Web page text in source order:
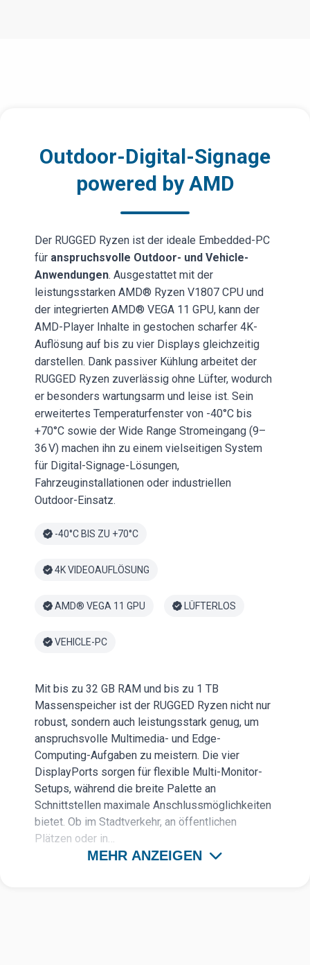
Outdoor-Digital-Signage
powered by AMD
Der RUGGED Ryzen ist der ideale Embedded-PC
für anspruchsvolle Outdoor- und Vehicle-
Anwendungen. Ausgestattet mit der
leistungsstarken AMD® Ryzen V1807 CPU und
der integrierten AMD® VEGA 11 GPU, kann der
AMD-Player Inhalte in gestochen scharfer 4K-
Auflösung auf bis zu vier Displays gleichzeitig
darstellen. Dank passiver Kühlung arbeitet der
RUGGED Ryzen zuverlässig ohne Lüfter, wodurch
er besonders wartungsarm und leise ist. Sein
erweitertes Temperaturfenster von -40°C bis
+70°C sowie der Wide Range Stromeingang (9–
36 V) machen ihn zu einem vielseitigen System
für Digital-Signage-Lösungen,
Fahrzeuginstallationen oder industriellen
Outdoor-Einsatz.
-40°C BIS ZU +70°C
4K VIDEOAUFLÖSUNG
AMD® VEGA 11 GPU LÜFTERLOS
VEHICLE-PC
Mit bis zu 32 GB RAM und bis zu 1 TB
Massenspeicher ist der RUGGED Ryzen nicht nur
robust, sondern auch leistungsstark genug, um
anspruchsvolle Multimedia- und Edge-
Computing-Aufgaben zu meistern. Die vier
DisplayPorts sorgen für flexible Multi-Monitor-
Setups, während die breite Palette an
Schnittstellen maximale Anschlussmöglichkeiten
bietet. Ob im Stadtverkehr, an öffentlichen
Plätzen oder in…
MEHR ANZEIGEN